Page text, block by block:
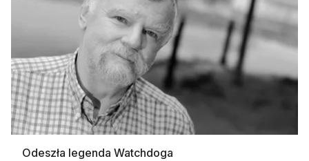
Odeszła legenda Watchdoga